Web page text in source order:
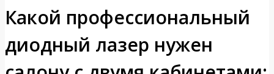
Какой профессиональный
диодный лазер нужен